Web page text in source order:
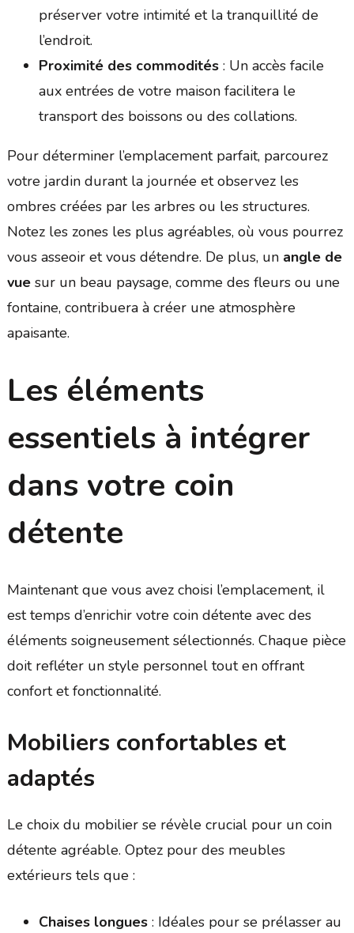
préserver votre intimité et la tranquillité de
l’endroit.
Proximité des commodités: Un accès facile
aux entrées de votre maison facilitera le
transport des boissons ou des collations.
Pour déterminer l’emplacement parfait, parcourez
votre jardin durant la journée et observez les
ombres créées par les arbres ou les structures.
Notez les zones les plus agréables, où vous pourrez
vous asseoir et vous détendre. De plus, un angle de
vuesur un beau paysage, comme des fleurs ou une
fontaine, contribuera à créer une atmosphère
apaisante.
Les éléments
essentiels à intégrer
dans votre coin
détente
Maintenant que vous avez choisi l’emplacement, il
est temps d’enrichir votre coin détente avec des
éléments soigneusement sélectionnés. Chaque pièce
doit refléter un style personnel tout en offrant
confort et fonctionnalité.
Mobiliers confortables et
adaptés
Le choix du mobilier se révèle crucial pour un coin
détente agréable. Optez pour des meubles
extérieurs tels que :
Chaises longues: Idéales pour se prélasser au